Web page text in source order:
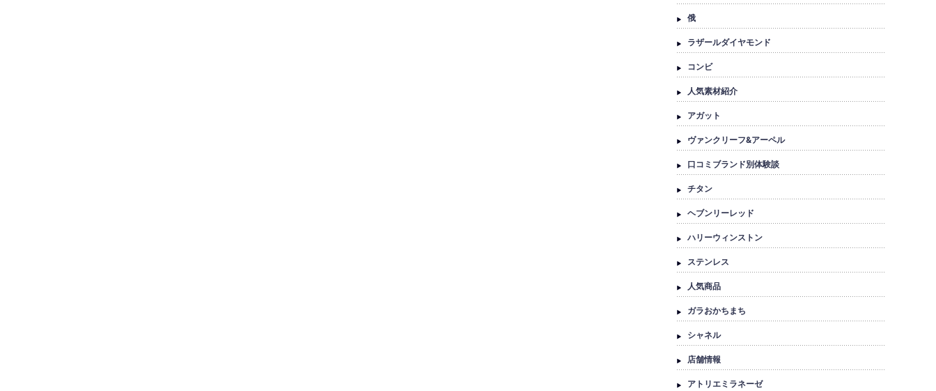
俄
ラザールダイヤモンド
コンビ
人気素材紹介
アガット
ヴァンクリーフ&アーペル
口コミブランド別体験談
チタン
ヘブンリーレッド
ハリーウィンストン
ステンレス
人気商品
ガラおかちまち
シャネル
店舗情報
アトリエミラネーゼ